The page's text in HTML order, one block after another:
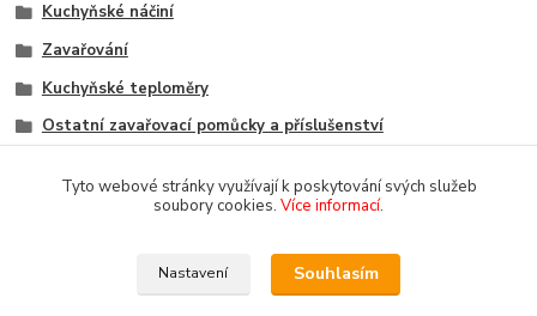
Kuchyňské náčiní
Zavařování
Kuchyňské teploměry
Ostatní zavařovací pomůcky a příslušenství
Tyto webové stránky využívají k poskytování svých služeb
soubory cookies. Více informací.
Nastavení Souhlasím